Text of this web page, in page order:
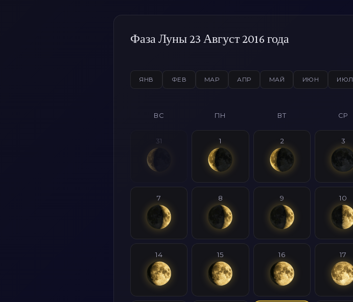
Фаза Луны 23 Август 2016 года
ЯНВ ФЕВ МАР АПР МАЙ ИЮН ИЮЛ
ВС ПН ВТ СР
31 1 2 3
7 8 9 10
14 15 16 17